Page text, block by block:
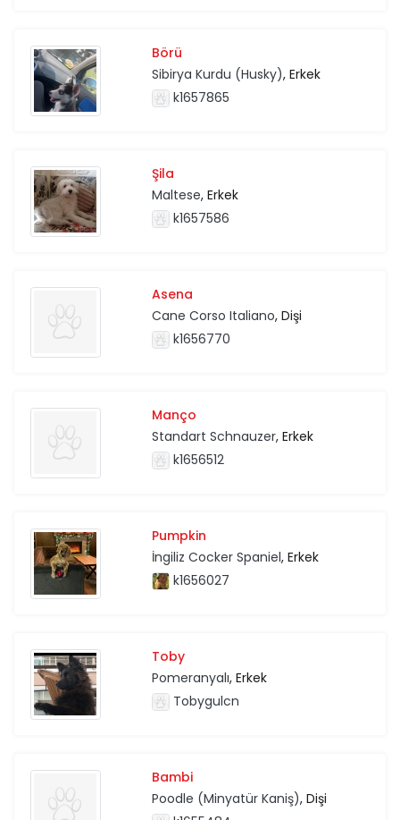
Börü
Sibirya Kurdu (Husky), Erkek
k1657865
Şila
Maltese, Erkek
k1657586
Asena
Cane Corso Italiano, Dişi
k1656770
Manço
Standart Schnauzer, Erkek
k1656512
Pumpkin
İngiliz Cocker Spaniel, Erkek
k1656027
Toby
Pomeranyalı, Erkek
Tobygulcn
Bambi
Poodle (Minyatür Kaniş), Dişi